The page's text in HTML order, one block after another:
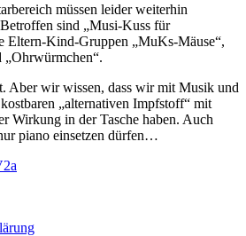
müssen leider weiterhin
sind „Musi-Kuss für
Eltern-Kind-Gruppen „MuKs-Mäuse“,
„Ohrwürmchen“.
Aber wir wissen, dass wir mit Musik und
„alternativen Impfstoff“ mit
Wirkung in der Tasche haben. Auch
piano einsetzen dürfen…